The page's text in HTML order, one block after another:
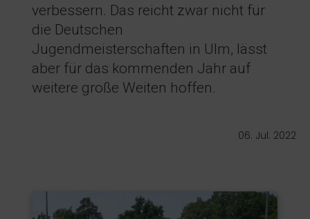
verbessern. Das reicht zwar nicht für
die Deutschen
Jugendmeisterschaften in Ulm, lässt
aber für das kommenden Jahr auf
weitere große Weiten hoffen.
06. Jul. 2022